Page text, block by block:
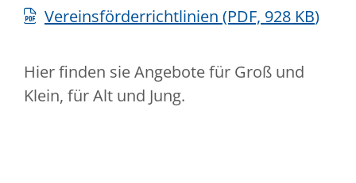
Vereinsförderrichtlinien (PDF, 928 KB)
Hier finden sie Angebote für Groß und
Klein, für Alt und Jung.